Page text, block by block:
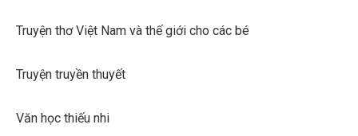
Truyện thơ Việt Nam và thế giới cho các bé
Truyện truyền thuyết
Văn học thiếu nhi